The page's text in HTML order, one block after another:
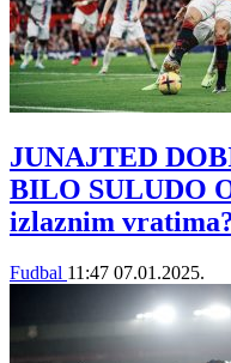
JUNAJTED
BILO SULUDO
izlaznim
Fudbal 11:47 07.01.2025.